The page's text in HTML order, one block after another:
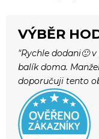
VÝBĚR
"Rychle dodani🙂
balík doma.
doporučuji tento